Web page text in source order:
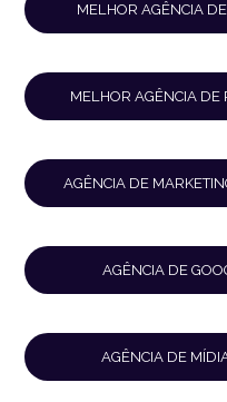
MELHOR AGÊNCIA
MELHOR AGÊNCIA DE
AGÊNCIA DE
AGÊNCIA DE
AGÊNCIA DE